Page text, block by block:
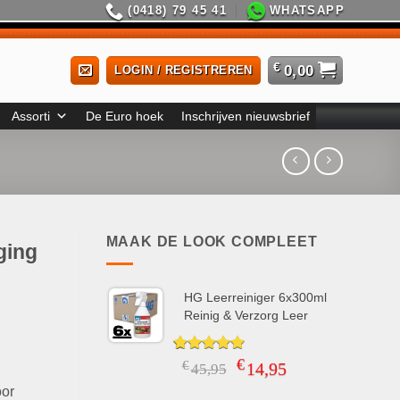
(0418) 79 45 41 WHATSAPP
LOGIN / REGISTREREN € 0,00
Assorti De Euro hoek Inschrijven nieuwsbrief
MAAK DE LOOK COMPLEET
HG Leerreiniger 6x300ml
Reinig & Verzorg Leer
Gewaardeerd
5.00op 5
€45,95Oorspronkelijke
€14,95Huidige